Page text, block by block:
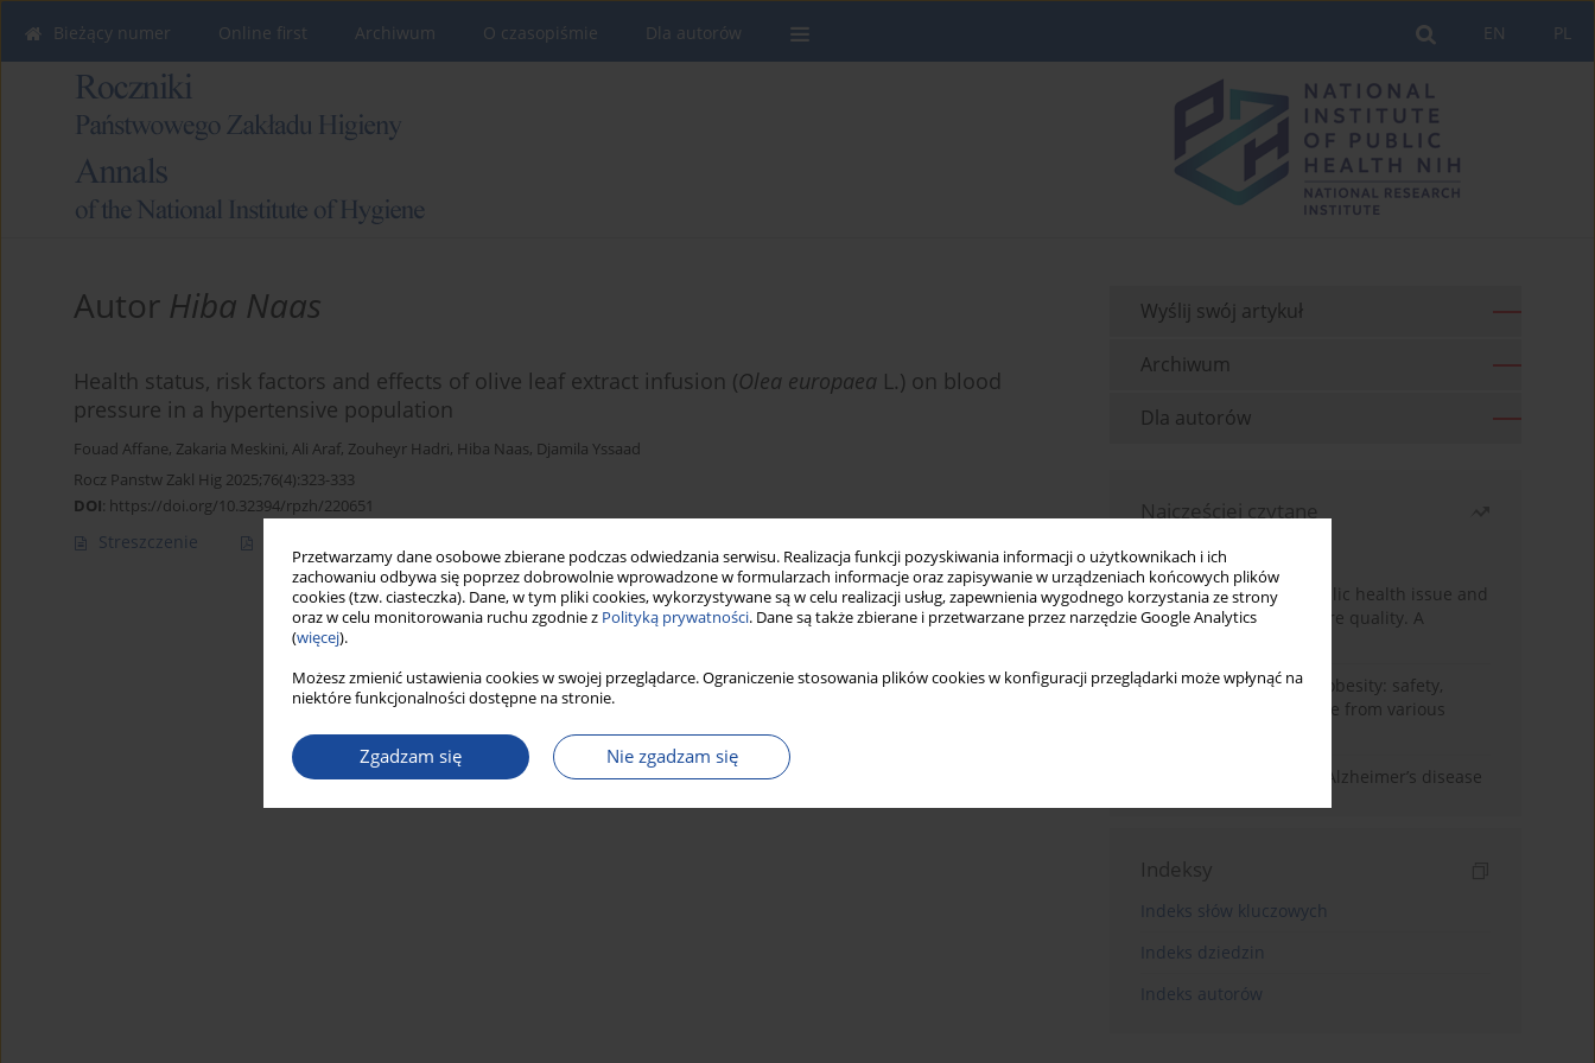
Przetwarzamy dane osobowe zbierane podczas odwiedzania serwisu. Realizacja funkcji pozyskiwania informacji o użytkownikach i ich
zachowaniu odbywa się poprzez dobrowolnie wprowadzone w formularzach informacje oraz zapisywanie w urządzeniach końcowych plików
cookies (tzw. ciasteczka). Dane, w tym pliki cookies, wykorzystywane są w celu realizacji usług, zapewnienia wygodnego korzystania ze strony
oraz w celu monitorowania ruchu zgodnie z Polityką prywatności. Dane są także zbierane i przetwarzane przez narzędzie Google Analytics
(więcej).
Możesz zmienić ustawienia cookies w swojej przeglądarce. Ograniczenie stosowania plików cookies w konfiguracji przeglądarki może wpłynąć na
niektóre funkcjonalności dostępne na stronie.
Zgadzam się Nie zgadzam się
PL
EN
Bieżący numer Online first Archiwum O czasopiśmie Dla autorów
Autor Hiba Naas
Health status, risk factors and effects of olive leaf extract infusion (Olea europaea L.) on blood
pressure in a hypertensive population
Fouad Affane, Zakaria Meskini, Ali Araf, Zouheyr Hadri, Hiba Naas, Djamila Yssaad
Rocz Panstw Zakl Hig 2025;76(4):323-333
DOI: https://doi.org/10.32394/rpzh/220651
Streszczenie
Wyślij swój artykuł
Archiwum
Dla autorów
Najczęściej czytane
Miesiąc
Rok
Nurse burnout as a public health issue and
Its impact on patient care quality. A
Ketogenic diet in adult obesity: safety,
limitations, and evidence from various
The role of nutrition in Alzheimer’s disease
Indeksy
Indeks słów kluczowych
Indeks dziedzin
Indeks autorów